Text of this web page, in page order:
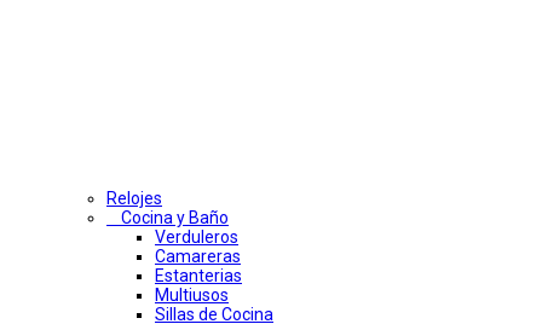
Relojes
Cocina y Baño
Verduleros
Camareras
Estanterias
Multiusos
Sillas de Cocina